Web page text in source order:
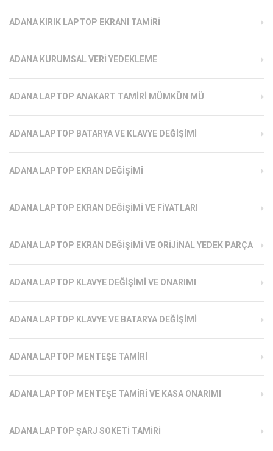
ADANA KIRIK LAPTOP EKRANI TAMIRI
ADANA KURUMSAL VERI YEDEKLEME
ADANA LAPTOP ANAKART TAMIRI MÜMKÜN MÜ
ADANA LAPTOP BATARYA VE KLAVYE DEĞIŞIMI
ADANA LAPTOP EKRAN DEĞIŞIMI
ADANA LAPTOP EKRAN DEĞIŞIMI VE FIYATLARI
ADANA LAPTOP EKRAN DEĞIŞIMI VE ORIJINAL YEDEK PARÇA
ADANA LAPTOP KLAVYE DEĞIŞIMI VE ONARIMI
ADANA LAPTOP KLAVYE VE BATARYA DEĞIŞIMI
ADANA LAPTOP MENTEŞE TAMIRI
ADANA LAPTOP MENTEŞE TAMIRI VE KASA ONARIMI
ADANA LAPTOP ŞARJ SOKETI TAMIRI